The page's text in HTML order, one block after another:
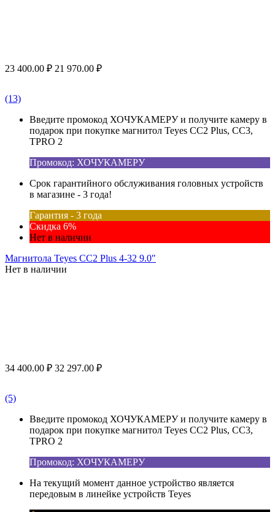
23 400.00 ₽ 21 970.00 ₽
(13)
Введите промокод ХОЧУКАМЕРУ и получите камеру в
подарок при покупке магнитол Teyes CC2 Plus, CC3,
TPRO 2
Промокод: ХОЧУКАМЕРУ
Срок гарантийного обслуживания головных устройств
в магазине - 3 года!
Гарантия - 3 года
Скидка 6%
Нет в наличии
Магнитола Teyes CC2 Plus 4-32 9.0"
Нет в наличии
34 400.00 ₽ 32 297.00 ₽
(5)
Введите промокод ХОЧУКАМЕРУ и получите камеру в
подарок при покупке магнитол Teyes CC2 Plus, CC3,
TPRO 2
Промокод: ХОЧУКАМЕРУ
На текущий момент данное устройство является
передовым в линейке устройств Teyes